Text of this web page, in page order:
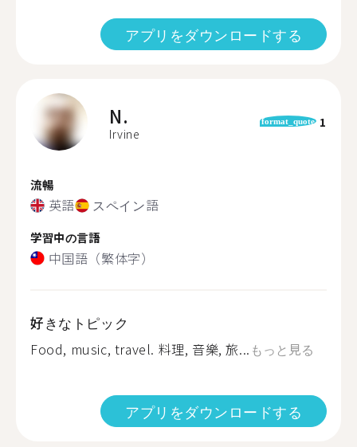
アプリをダウンロードする
N.
Irvine
format_quote 1
流暢
英語 スペイン語
学習中の言語
中国語（繁体字）
好きなトピック
Food, music, travel. 料理, 音樂, 旅... もっと見る
アプリをダウンロードする